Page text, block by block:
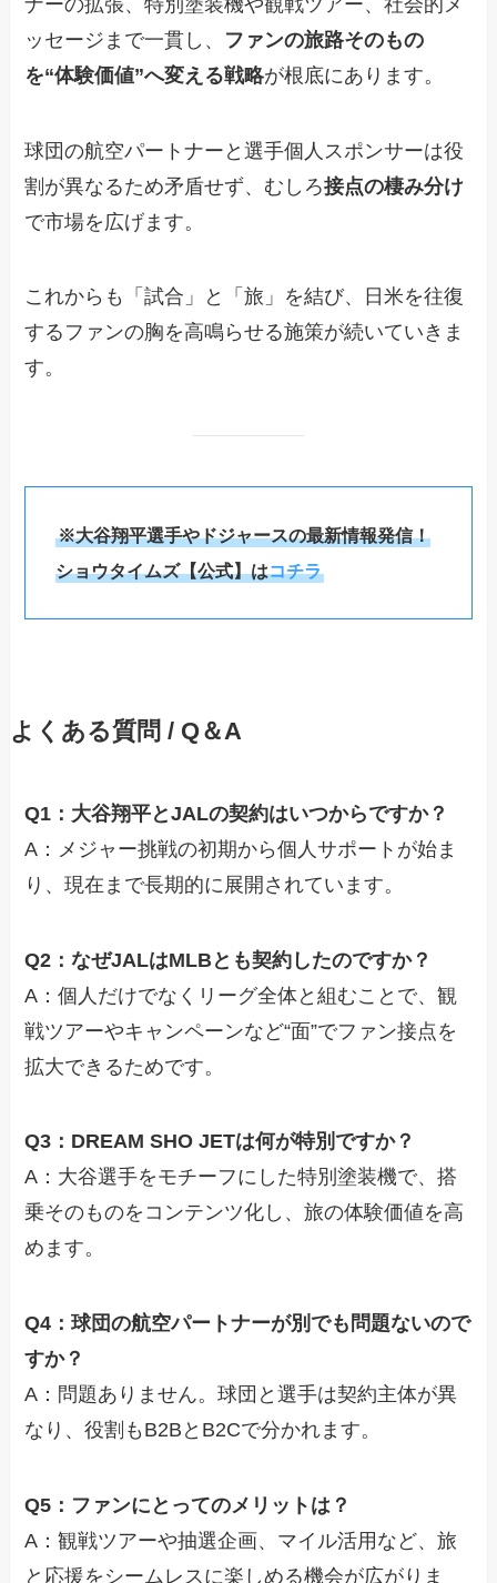
ッセージまで一貫し、 ファンの旅路そのもの
を“体験価値”へ変える戦略が根底にあります。
球団の航空パートナーと選手個人スポンサーは役
割が異なるため矛盾せず、むしろ接点の棲み分け
で市場を広げます。
これからも「試合」と「旅」を結び、日米を往復
するファンの胸を高鳴らせる施策が続いていきま
す。
※大谷翔平選手やドジャースの最新情報発信！
ショウタイムズ【公式】はコチラ
よくある質問 / Q＆A
Q1：大谷翔平とJALの契約はいつからですか？
A：メジャー挑戦の初期から個人サポートが始ま
り、現在まで長期的に展開されています。
Q2：なぜJALはMLBとも契約したのですか？
A：個人だけでなくリーグ全体と組むことで、観
戦ツアーやキャンペーンなど“面”でファン接点を
拡大できるためです。
Q3：DREAM SHO JETは何が特別ですか？
A：大谷選手をモチーフにした特別塗装機で、搭
乗そのものをコンテンツ化し、旅の体験価値を高
めます。
Q4：球団の航空パートナーが別でも問題ないので
すか？
A：問題ありません。球団と選手は契約主体が異
なり、役割もB2BとB2Cで分かれます。
Q5：ファンにとってのメリットは？
A：観戦ツアーや抽選企画、マイル活用など、旅
と応援をシームレスに楽しめる機会が広がりま